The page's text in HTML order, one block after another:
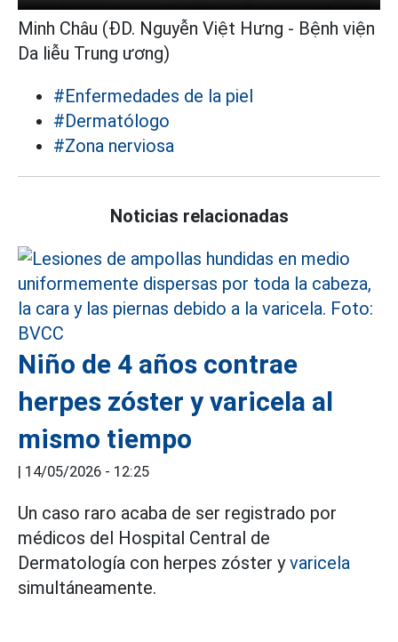
Minh Châu (ĐD. Nguyễn Việt Hưng - Bệnh viện
Da liễu Trung ương)
#Enfermedades de la piel
#Dermatólogo
#Zona nerviosa
Noticias relacionadas
Niño de 4 años contrae
herpes zóster y varicela al
mismo tiempo
| 14/05/2026 - 12:25
Un caso raro acaba de ser registrado por
médicos del Hospital Central de
Dermatología con herpes zóster yvaricela
simultáneamente.